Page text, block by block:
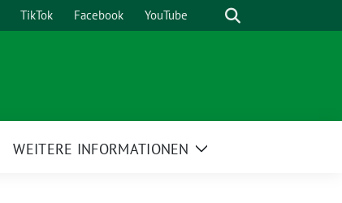
TikTok Facebook YouTube Suche
WEITERE INFORMATIONEN
Zeige